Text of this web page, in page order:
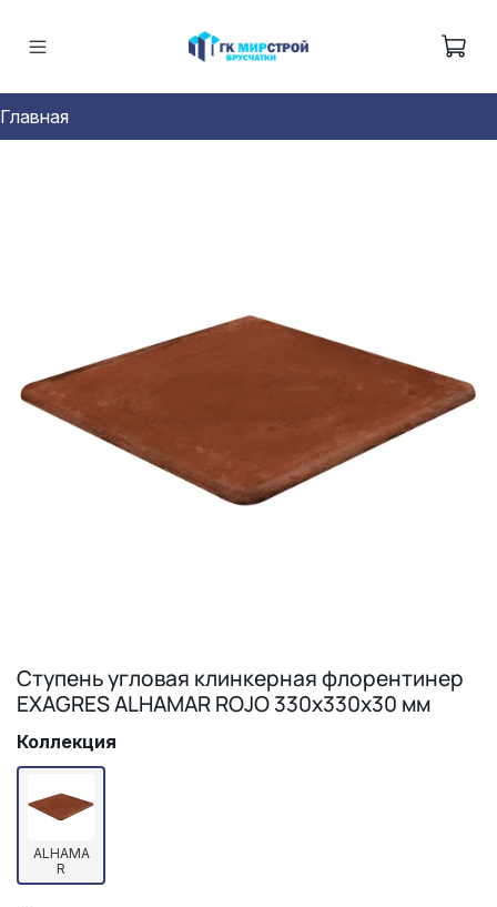
Главная
Ступень угловая клинкерная флорентинер
EXAGRES ALHAMAR ROJO 330х330х30 мм
Коллекция
ALHAMA
R